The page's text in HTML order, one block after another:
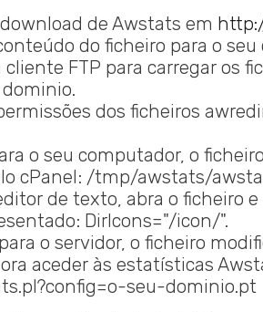
de Awstats em
do ficheiro para o
FTP para carregar os
dos ficheiros
o seu computador, o
cPanel: /tmp/awstats/
de texto, abra o ficheiro
DirIcons="/icon/".
o servidor, o ficheiro
aceder às estatísticas
seu-dominio.pt